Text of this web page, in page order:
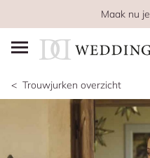
Maak nu je
Trouwjurken overzicht